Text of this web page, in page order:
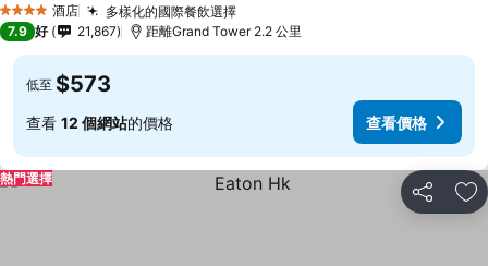
4 星級 酒店 多樣化的國際餐飲選擇
7.9 好 21,867 距離Grand Tower 2.2 公里
低至 $573
查看 12 個網站的價格 查看價格
分享 放
熱門選擇